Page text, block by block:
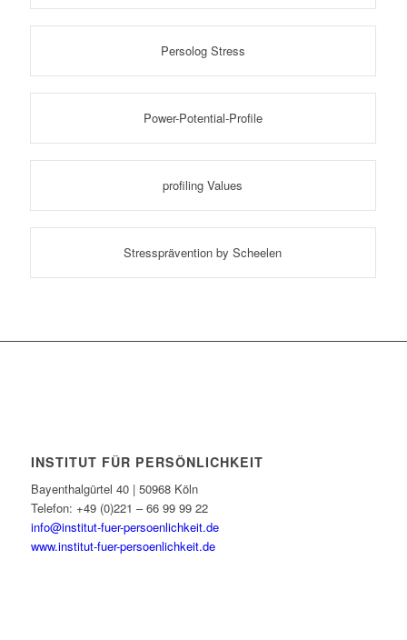
Persolog Stress
Power-Potential-Profile
profiling Values
Stressprävention by Scheelen
INSTITUT FÜR PERSÖNLICHKEIT
Bayenthalgürtel 40 | 50968 Köln
Telefon: +49 (0)221 – 66 99 99 22
info@institut-fuer-persoenlichkeit.de
www.institut-fuer-persoenlichkeit.de